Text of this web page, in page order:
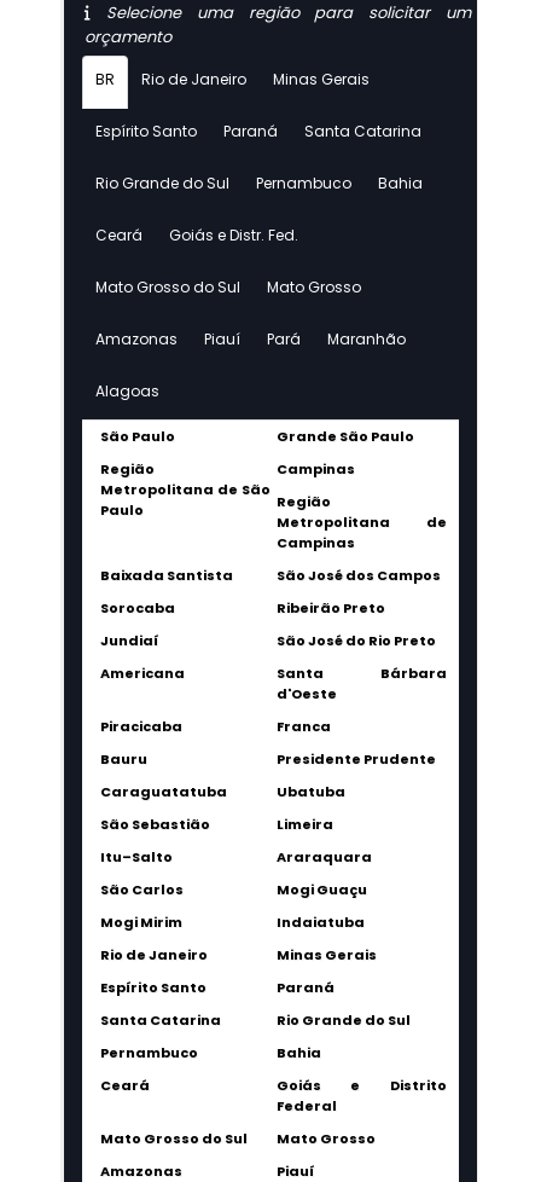
Selecione uma região para solicitar um
orçamento
BR Rio de Janeiro Minas Gerais
Espírito Santo Paraná Santa Catarina
Rio Grande do Sul Pernambuco Bahia
Ceará Goiás e Distr. Fed.
Mato Grosso do Sul Mato Grosso
Amazonas Piauí Pará Maranhão
Alagoas
São Paulo
Grande São Paulo
Região
Metropolitana de São
Paulo
Campinas
Região
Metropolitana de
Campinas
Baixada Santista
São José dos Campos
Sorocaba
Ribeirão Preto
Jundiaí
São José do Rio Preto
Americana
Santa Bárbara
d'Oeste
Piracicaba
Franca
Bauru
Presidente Prudente
Caraguatatuba
Ubatuba
São Sebastião
Limeira
Itu–Salto
Araraquara
São Carlos
Mogi Guaçu
Mogi Mirim
Indaiatuba
Rio de Janeiro
Minas Gerais
Espírito Santo
Paraná
Santa Catarina
Rio Grande do Sul
Pernambuco
Bahia
Ceará
Goiás e Distrito
Federal
Mato Grosso do Sul
Mato Grosso
Amazonas
Piauí